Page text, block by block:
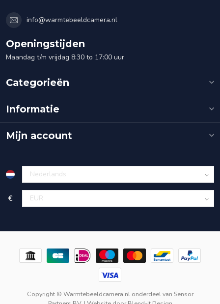
info@warmtebeeldcamera.nl
Openingstijden
Maandag t/m vrijdag 8:30 to 17:00 uur
Categorieën
Informatie
Mijn account
€
Copyright © Warmtebeeldcamera.nl onderdeel van Sensor